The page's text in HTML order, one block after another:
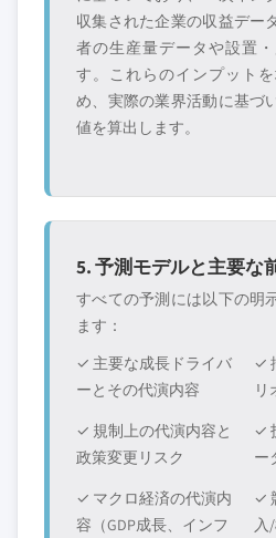
収集された企業の収益デー
者の生産量データや設置
す。これらのインプット
め、実際の業界活動に基づ
値を算出します。
5. 予測モデルと主要な
すべての予測には以下の明
ます：
✓ 主要な成長ドライバ
ーとその代演内容
✓
リ
✓ 規制上の代演内容と
政策変更リスク
✓
ー
✓ マクロ経済の代演内
容（GDP成長、インフ
✓
入